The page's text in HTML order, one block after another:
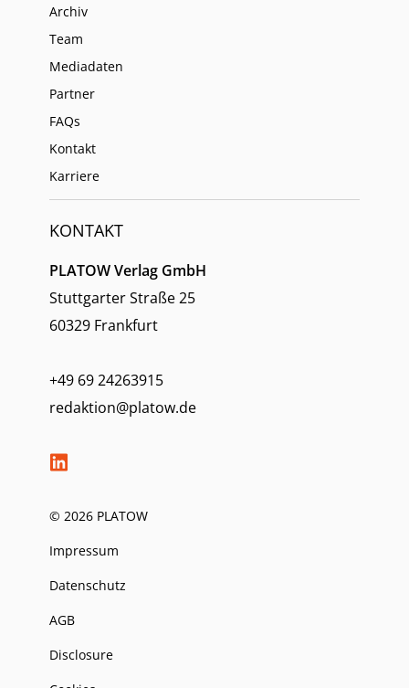
Archiv
Team
Mediadaten
Partner
FAQs
Kontakt
Karriere
KONTAKT
PLATOW Verlag GmbH
Stuttgarter Straße 25
60329 Frankfurt
+49 69 24263915
redaktion@platow.de
© 2026 PLATOW
Impressum
Datenschutz
AGB
Disclosure